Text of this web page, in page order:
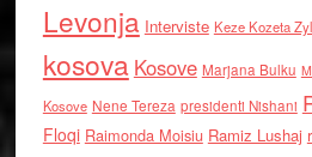
Levonja Interviste Keze Kozeta
kosova Kosove Marjana Bulku
Kosove Nene Tereza presidenti Nishani
Floqi Raimonda Moisiu Ramiz Lushaj